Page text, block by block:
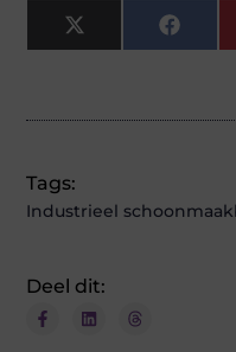
X
(Twitter)
Tags:
Industrieel
Deel dit: